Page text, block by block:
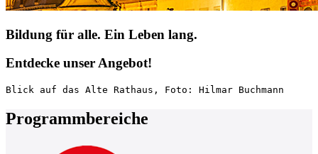
Bildung für alle. Ein Leben lang.
Entdecke unser Angebot!
Blick auf das Alte Rathaus, Foto: Hilmar Buchmann
Programmbereiche